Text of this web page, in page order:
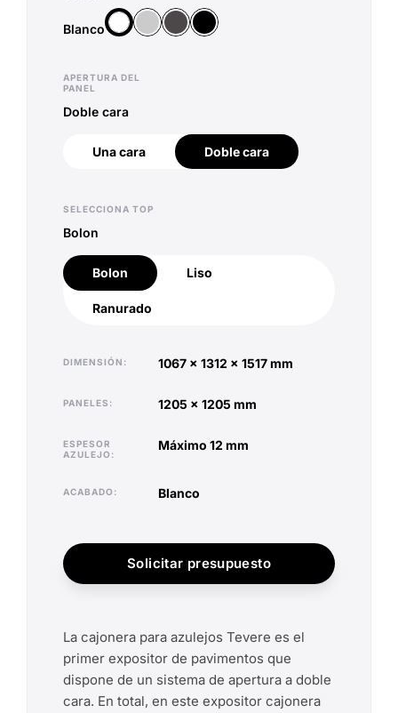
Blanco
BlancoPlataAntracitaNegro
APERTURA DEL
PANEL
Doble cara
Una cara Doble cara
Doble cara
SELECCIONA TOP
Bolon
Bolon
Bolon
Liso
Ranurado
DIMENSIÓN 1067 x 1312 x 1517 mm
PANELES 1205 x 1205 mm
ESPESOR
AZULEJO
máximo 12 mm
ACABADO blanco
Solicitar presupuesto
La cajonera para azulejos Tevere es el
primer expositor de pavimentos que
dispone de un sistema de apertura a doble
cara. En total, en este expositor cajonera